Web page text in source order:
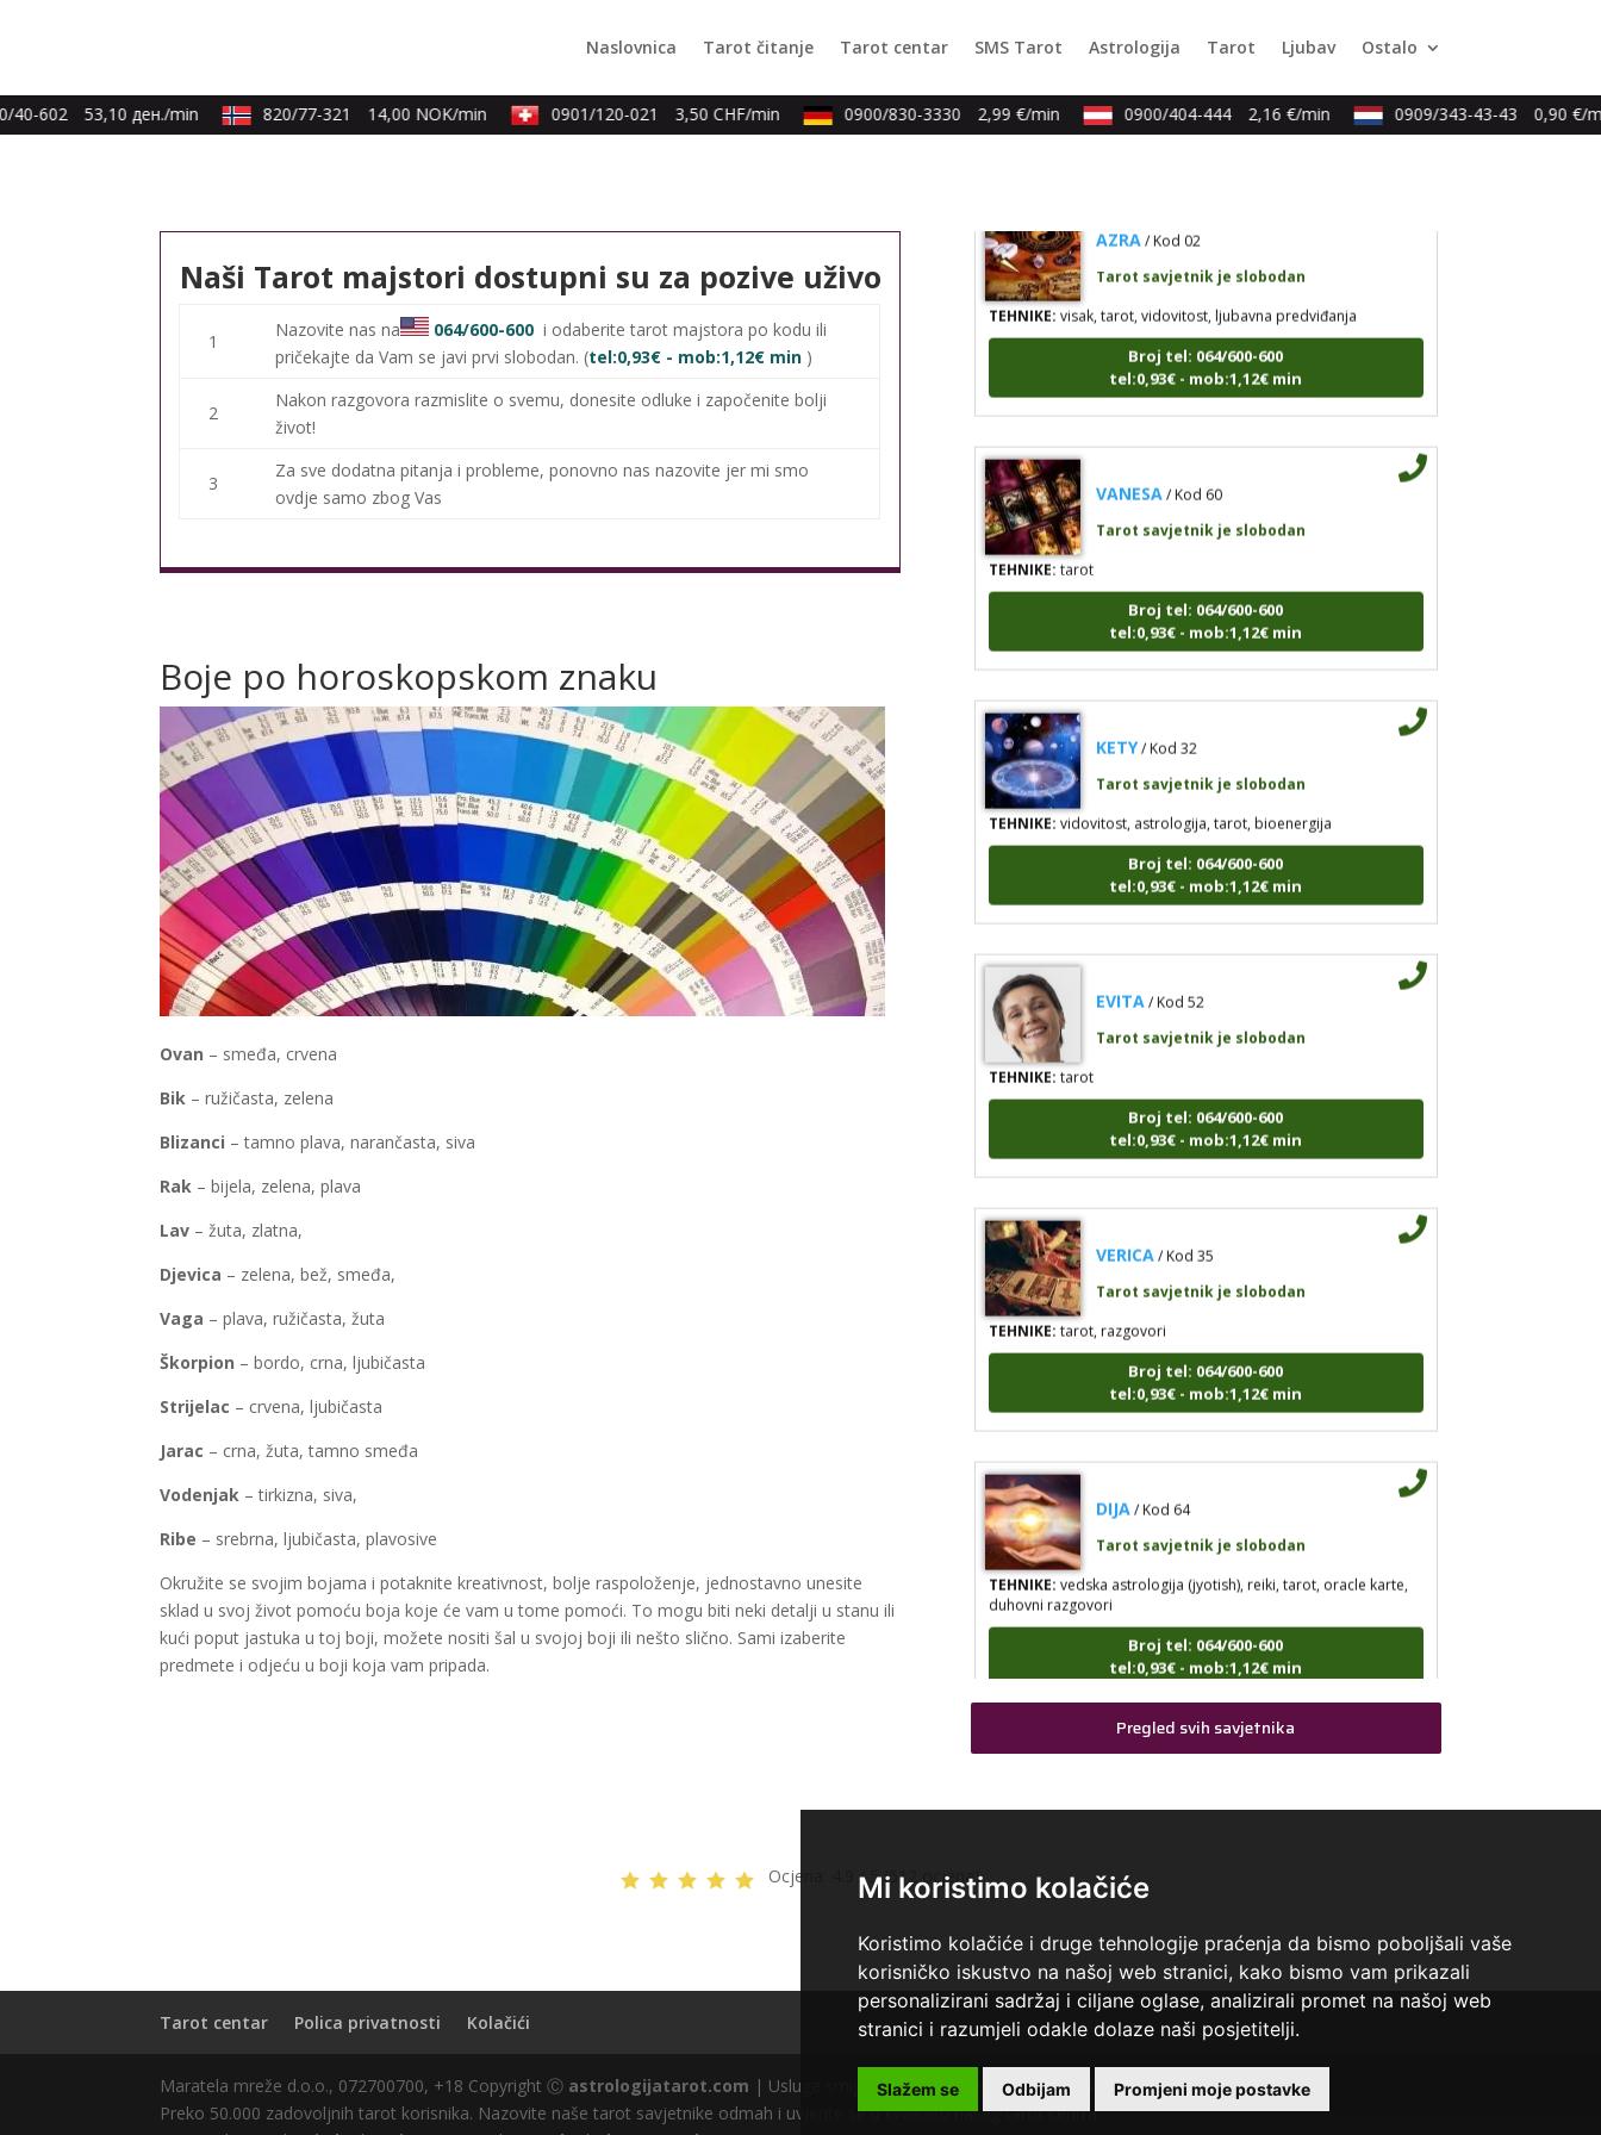
Mi koristimo kolačiće
Koristimo kolačiće i druge tehnologije praćenja da bismo poboljšali vaše
korisničko iskustvo na našoj web stranici, kako bismo vam prikazali
personalizirani sadržaj i ciljane oglase, analizirali promet na našoj web
stranici i razumjeli odakle dolaze naši posjetitelji.
Slažem se Odbijam Promjeni moje postavke
Naslovnica Tarot čitanje Tarot centar SMS Tarot Astrologija Tarot Ljubav Ostalo
40-602 53,10 ден./min 820/77-321 14,00 NOK/min 0901/120-021 3,50 CHF/min 0900/830-3330 2,99 €/min 0900/404-444 2,16 €/min 0909/343-43-43 0,90 €/
Naši Tarot majstori dostupni su za pozive uživo
1
Nazovite nas na 064/600-600 i odaberite tarot majstora po kodu ili
pričekajte da Vam se javi prvi slobodan. (tel:0,93€ - mob:1,12€ min )
2
Nakon razgovora razmislite o svemu, donesite odluke i započenite bolji
život!
3
Za sve dodatna pitanja i probleme, ponovno nas nazovite jer mi smo
ovdje samo zbog Vas
Boje po horoskopskom znaku
Ovan – smeđa, crvena
Bik – ružičasta, zelena
Blizanci – tamno plava, narančasta, siva
Rak – bijela, zelena, plava
Lav – žuta, zlatna,
Djevica – zelena, bež, smeđa,
Vaga – plava, ružičasta, žuta
Škorpion – bordo, crna, ljubičasta
Strijelac – crvena, ljubičasta
Jarac – crna, žuta, tamno smeđa
Vodenjak – tirkizna, siva,
Ribe – srebrna, ljubičasta, plavosive
Okružite se svojim bojama i potaknite kreativnost, bolje raspoloženje, jednostavno unesite
sklad u svoj život pomoću boja koje će vam u tome pomoći. To mogu biti neki detalji u stanu ili
kući poput jastuka u toj boji, možete nositi šal u svojoj boji ili nešto slično. Sami izaberite
predmete i odjeću u boji koja vam pripada.
TEHNIKE:kristalna kugla, tarot, vidovitost, visak
tel:0,93€ - mob:1,12€ min
TEHNIKE:visak, tarot, vidovitost, ljubavna predviđanja
Broj tel: 064/600-600
tel:0,93€ - mob:1,12€ min
TEHNIKE:tarot
Broj tel: 064/600-600
tel:0,93€ - mob:1,12€ min
TEHNIKE:vidovitost, astrologija, tarot, bioenergija
Broj tel: 064/600-600
tel:0,93€ - mob:1,12€ min
TEHNIKE:tarot
Broj tel: 064/600-600
tel:0,93€ - mob:1,12€ min
TEHNIKE:tarot, razgovori
Broj tel: 064/600-600
tel:0,93€ - mob:1,12€ min
TEHNIKE:vedska astrologija (jyotish), reiki, tarot, oracle karte,
duhovni razgovori
Broj tel: 064/600-600
tel:0,93€ - mob:1,12€ min
Tarot savjetnik je slobodan
Broj tel: 064/600-600
AZRA/ Kod 02
TEHNIKE:visak, tarot, vidovitost, ljubavna predviđanja
Pregled svih savjetnika
Ocjena: 4.9 / 5 (512 ocjena)
Tarot centar Polica privatnosti Kolačići
Maratela mreže d.o.o., 072700700, +18 Copyright Ⓒ astrologijatarot.com | Usluge smiju koristiti osobe starije od +18 godina.
Preko 50.000 zadovoljnih tarot korisnika. Nazovite naše tarot savjetnike odmah i uvjerite se u kvalitetu našeg tarot centra.